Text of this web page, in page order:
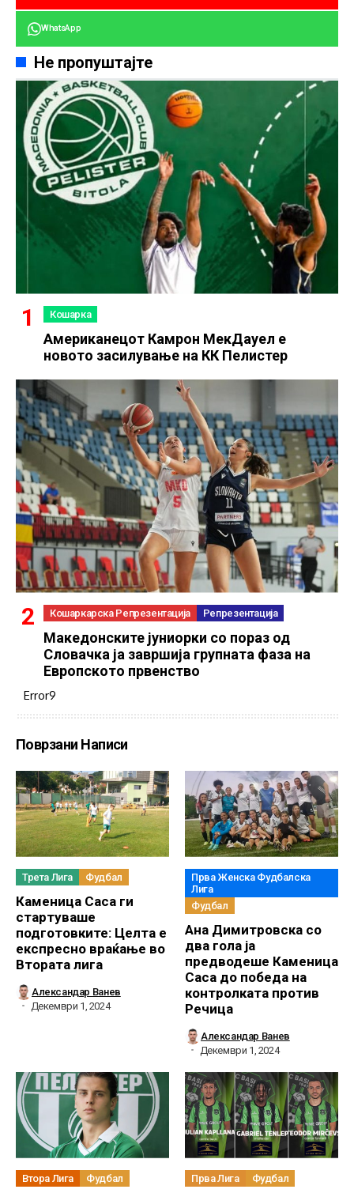
WhatsApp
Не пропуштајте
Кошарка
Американецот Камрон МекДауел е
новото засилување на КК Пелистер
Кошаркарска Репрезентација Репрезентација
Македонските јуниорки со пораз од
Словачка ја завршија групната фаза на
Европското првенство
Error9
Поврзани Написи
Трета Лига Фудбал
Каменица Саса ги
стартуваше
подготовките: Целта е
експресно враќање во
Втората лига
Александар Ванев
Декември 1, 2024
Прва Женска Фудбалска
Лига
Фудбал
Ана Димитровска со
два гола ја
предводеше Каменица
Саса до победа на
контролката против
Речица
Александар Ванев
Декември 1, 2024
Втора Лига Фудбал Прва Лига Фудбал